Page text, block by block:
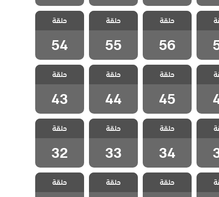
هذا
يسعني
57
مسلسل هذا
العالم لا يسعني
مدبلج الحلقة 56
حلقة
56
مسلسل هذا
العالم لا يسعني
مدبلج الحلقة 55
حلقة
55
مسلسل هذا
العالم لا يسعني
مدبلج الحلقة 54
حلقة
54
هذا
يسعني
46
مسلسل هذا
العالم لا يسعني
مدبلج الحلقة 45
حلقة
45
مسلسل هذا
العالم لا يسعني
مدبلج الحلقة 44
حلقة
44
مسلسل هذا
العالم لا يسعني
مدبلج الحلقة 43
حلقة
43
هذا
يسعني
35
مسلسل هذا
العالم لا يسعني
مدبلج الحلقة 34
حلقة
34
مسلسل هذا
العالم لا يسعني
مدبلج الحلقة 33
حلقة
33
مسلسل هذا
العالم لا يسعني
مدبلج الحلقة 32
حلقة
32
هذا
يسعني
24
مسلسل هذا
العالم لا يسعني
مدبلج الحلقة 23
حلقة
مسلسل هذا
العالم لا يسعني
مدبلج الحلقة 22
حلقة
مسلسل هذا
العالم لا يسعني
مدبلج الحلقة 21
حلقة